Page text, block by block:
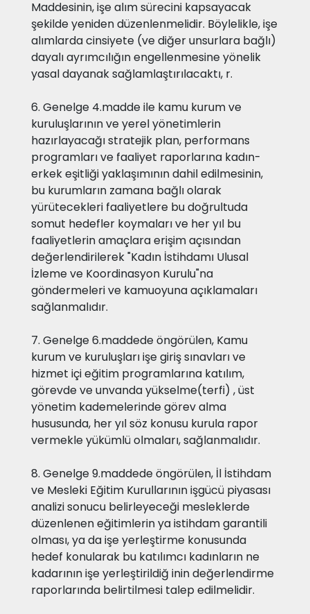
Maddesinin, işe alım sürecini kapsayacak
şekilde yeniden düzenlenmelidir. Böylelikle, işe
alımlarda cinsiyete (ve diğer unsurlara bağlı)
dayalı ayrımcılığın engellenmesine yönelik
yasal dayanak sağlamlaştırılacaktı, r.
6. Genelge 4.madde ile kamu kurum ve
kuruluşlarının ve yerel yönetimlerin
hazırlayacağı stratejik plan, performans
programları ve faaliyet raporlarına kadın-
erkek eşitliği yaklaşımının dahil edilmesinin,
bu kurumların zamana bağlı olarak
yürütecekleri faaliyetlere bu doğrultuda
somut hedefler koymaları ve her yıl bu
faaliyetlerin amaçlara erişim açısından
değerlendirilerek "Kadın İstihdamı Ulusal
İzleme ve Koordinasyon Kurulu"na
göndermeleri ve kamuoyuna açıklamaları
sağlanmalıdır.
7. Genelge 6.maddede öngörülen, Kamu
kurum ve kuruluşları işe giriş sınavları ve
hizmet içi eğitim programlarına katılım,
görevde ve unvanda yükselme(terfi) , üst
yönetim kademelerinde görev alma
hususunda, her yıl söz konusu kurula rapor
vermekle yükümlü olmaları, sağlanmalıdır.
8. Genelge 9.maddede öngörülen, İl İstihdam
ve Mesleki Eğitim Kurullarının işgücü piyasası
analizi sonucu belirleyeceği mesleklerde
düzenlenen eğitimlerin ya istihdam garantili
olması, ya da işe yerleştirme konusunda
hedef konularak bu katılımcı kadınların ne
kadarının işe yerleştirildiğ inin değerlendirme
raporlarında belirtilmesi talep edilmelidir.